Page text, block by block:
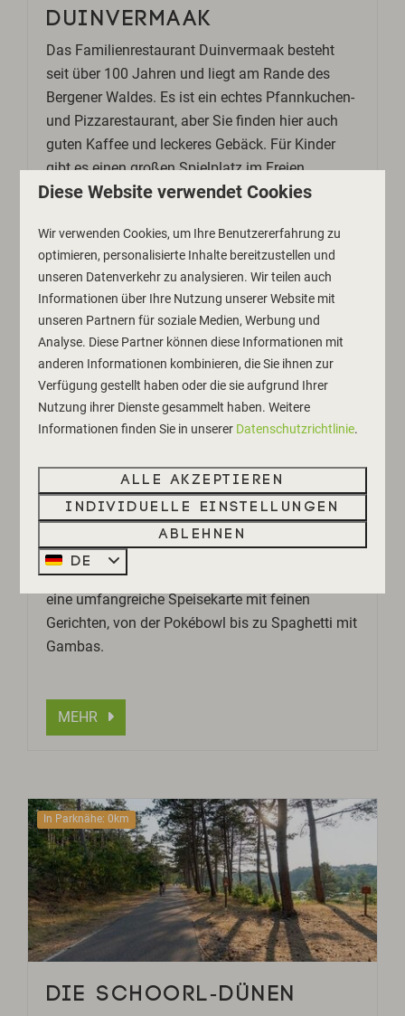
DUINVERMAAK
Das Familienrestaurant Duinvermaak besteht
seit über 100 Jahren und liegt am Rande des
Bergener Waldes. Es ist ein echtes Pfannkuchen-
und Pizzarestaurant, aber Sie finden hier auch
guten Kaffee und leckeres Gebäck. Für Kinder
gibt es einen großen Spielplatz im Freien.
MEHR
In Parknähe: 4km
FABELS
Gemütliches Restaurant mit geräumigem
Wintergarten und Hintergarten mitten in Bergen,
gegenüber der alten Ruïnekerk-Kirche. Fabels hat
eine umfangreiche Speisekarte mit feinen
Gerichten, von der Pokébowl bis zu Spaghetti mit
Gambas.
MEHR
In Parknähe: 0km
DIE SCHOORL-DÜNEN
Diese Website verwendet Cookies
Wir verwenden Cookies, um Ihre Benutzererfahrung zu
optimieren, personalisierte Inhalte bereitzustellen und
unseren Datenverkehr zu analysieren. Wir teilen auch
Informationen über Ihre Nutzung unserer Website mit
unseren Partnern für soziale Medien, Werbung und
Analyse. Diese Partner können diese Informationen mit
anderen Informationen kombinieren, die Sie ihnen zur
Verfügung gestellt haben oder die sie aufgrund Ihrer
Nutzung ihrer Dienste gesammelt haben. Weitere
Informationen finden Sie in unserer Datenschutzrichtlinie.
Alle akzeptieren
Individuelle Einstellungen
Ablehnen
DE